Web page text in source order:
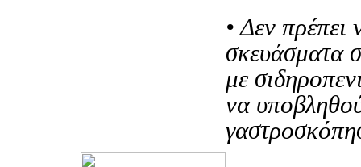
• Δεν πρέπει
σκευάσματα
με
να